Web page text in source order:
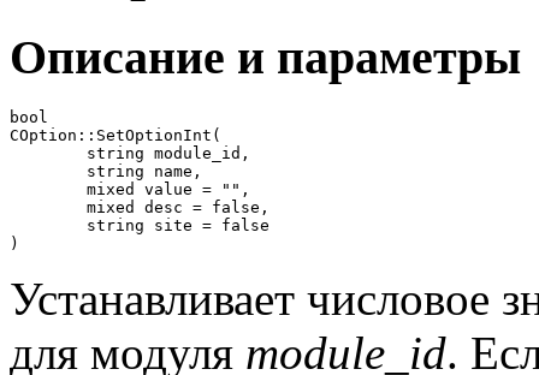
Описание и параметры
bool
COption::SetOptionInt(
)
Устанавливает числовое
для модуля module_id.